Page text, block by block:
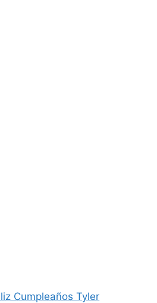
Cumpleaños Tyler